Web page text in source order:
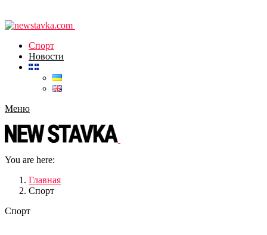
Спорт
Новости
Меню
You are here:
Главная
Спорт
Спорт